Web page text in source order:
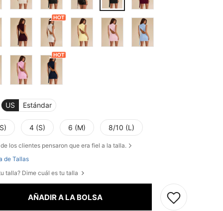
US Estándar
4 (S) 6 (M) 8/10 (L)
de los clientes pensaron que era fiel a la talla.
de Tallas
talla? Dime cuál es tu talla
AÑADIR A LA BOLSA